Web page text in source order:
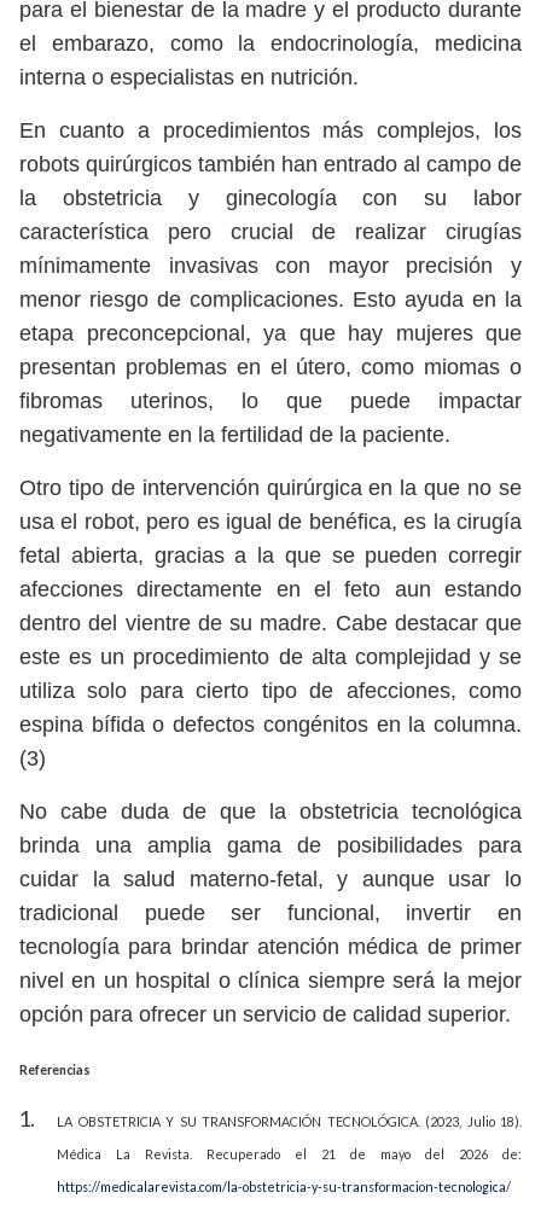
para el bienestar de la madre y el producto durante
el embarazo, como la endocrinología, medicina
interna o especialistas en nutrición.
En cuanto a procedimientos más complejos, los
robots quirúrgicos también han entrado al campo de
la obstetricia y ginecología con su labor
característica pero crucial de realizar cirugías
mínimamente invasivas con mayor precisión y
menor riesgo de complicaciones. Esto ayuda en la
etapa preconcepcional, ya que hay mujeres que
presentan problemas en el útero, como miomas o
fibromas uterinos, lo que puede impactar
negativamente en la fertilidad de la paciente.
Otro tipo de intervención quirúrgica en la que no se
usa el robot, pero es igual de benéfica, es la cirugía
fetal abierta, gracias a la que se pueden corregir
afecciones directamente en el feto aun estando
dentro del vientre de su madre. Cabe destacar que
este es un procedimiento de alta complejidad y se
utiliza solo para cierto tipo de afecciones, como
espina bífida o defectos congénitos en la columna.
(3)
No cabe duda de que la obstetricia tecnológica
brinda una amplia gama de posibilidades para
cuidar la salud materno-fetal, y aunque usar lo
tradicional puede ser funcional, invertir en
tecnología para brindar atención médica de primer
nivel en un hospital o clínica siempre será la mejor
opción para ofrecer un servicio de calidad superior.
Referencias
LA OBSTETRICIA Y SU TRANSFORMACIÓN TECNOLÓGICA. (2023, Julio 18).
Médica La Revista. Recuperado el 21 de mayo del 2026 de:
https://medicalarevista.com/la-obstetricia-y-su-transformacion-tecnologica/